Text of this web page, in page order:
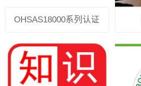
OHSAS18000系列认证